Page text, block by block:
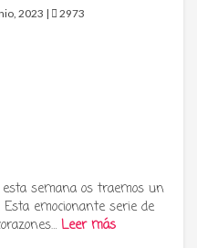
2023 | 2973
semana os traemos un
emocionante serie de
Leer más